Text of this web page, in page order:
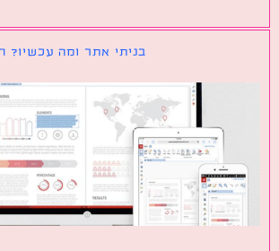
בניתי אתר ומה עכשיו? חשיפה!!